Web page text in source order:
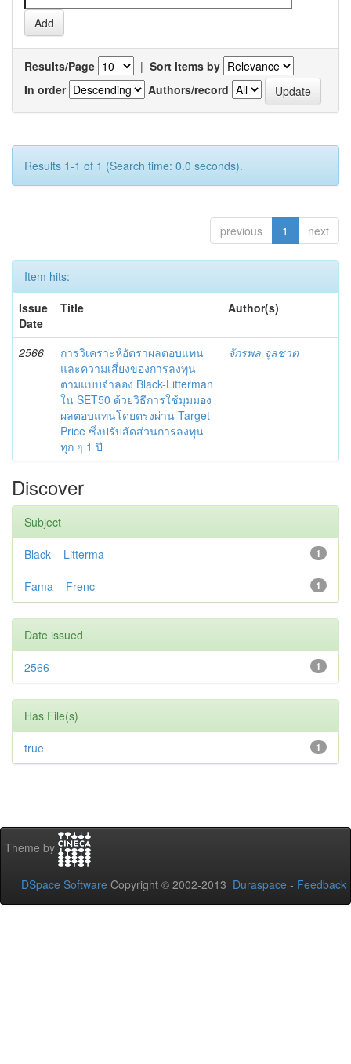
Results/Page | Sort items by
In order
Authors/record
Results 1-1 of 1 (Search time: 0.0 seconds).
previous 1 next
Item hits:
Issue
Date
Title Author(s)
2566
การวิเคราะห์อัตราผลตอบแทน
และความเสี่ยงของการลงทุน
ตามแบบจำลอง Black-Litterman
ใน SET50 ด้วยวิธีการใช้มุมมอง
ผลตอบแทนโดยตรงผ่าน Target
Price ซึ่งปรับสัดส่วนการลงทุน
ทุก ๆ 1 ปี
จักรพล จุลชาต
Discover
Subject
1
Black – Litterma
1
Fama – Frenc
Date issued
1
2566
Has File(s)
1
true
Theme by
DSpace Software Copyright © 2002-2013 Duraspace - Feedback